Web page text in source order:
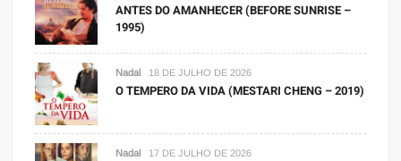
ANTES DO AMANHECER (BEFORE SUNRISE –
1995)
Nadal 18 DE JULHO DE 2026
O TEMPERO DA VIDA (MESTARI CHENG – 2019)
Nadal 17 DE JULHO DE 2026